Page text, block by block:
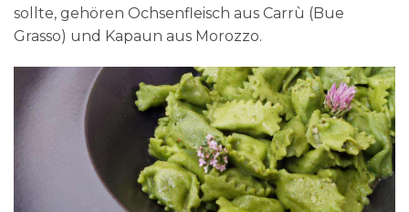
sollte, gehören Ochsenfleisch aus Carrù (Bue
Grasso) und Kapaun aus Morozzo.